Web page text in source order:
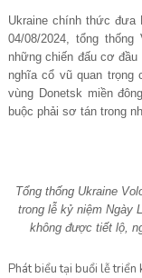
Ukraine chính thức đưa
04/08/2024, tổng
những chiến đấu cơ
nghĩa cổ vũ quan trọng
vùng Donetsk miền
buộc phải sơ tán trong
Tổng thống Ukraine
trong lễ kỷ niệm Ngày
không được tiết lộ,
Phát biểu tại buổi lễ triển